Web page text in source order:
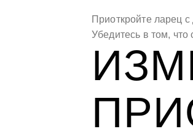
Приоткройте ларец
Убедитесь в том,